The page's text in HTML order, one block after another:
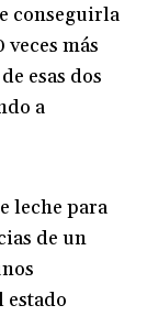
conseguirla
más
esas dos
a
leche para
de un
estado